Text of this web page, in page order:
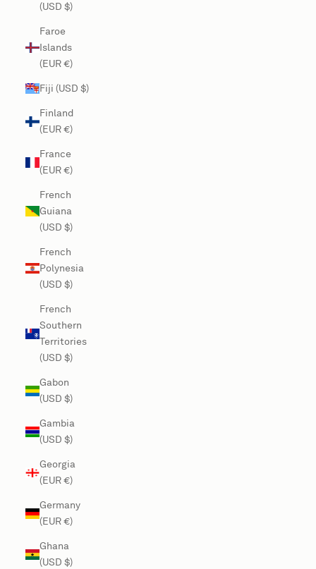
(USD $)
Faroe
Islands
(EUR €)
Fiji (USD $)
Finland
(EUR €)
France
(EUR €)
French
Guiana
(USD $)
French
Polynesia
(USD $)
French
Southern
Territories
(USD $)
Gabon
(USD $)
Gambia
(USD $)
Georgia
(EUR €)
Germany
(EUR €)
Ghana
(USD $)